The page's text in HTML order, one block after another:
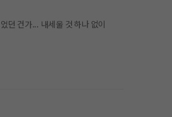
던 건가... 내세울 것 하나 없이